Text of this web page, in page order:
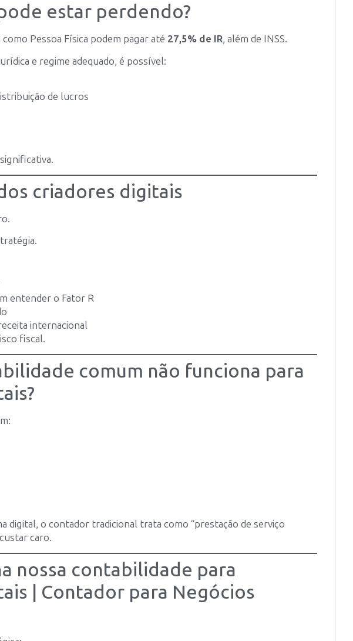
estar perdendo?
Pessoa Física podem pagar até 27,5% de IR, além de INSS.
e regime adequado, é possível:
de lucros
criadores digitais
entender o Fator R
internacional
fiscal.
comum não funciona para
digital, o contador tradicional trata como “prestação de serviço
caro.
nossa contabilidade para
| Contador para Negócios